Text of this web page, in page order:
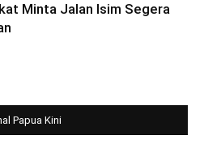
Minta Jalan Isim Segera
Papua Kini